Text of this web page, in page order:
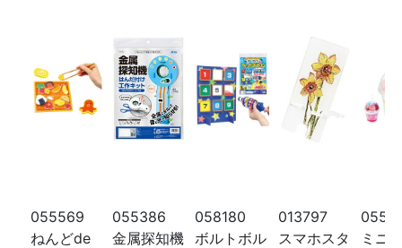
055569
ねんどde
055386
金属探知機
058180
ボルトボル
013797
スマホスタ
ミニ